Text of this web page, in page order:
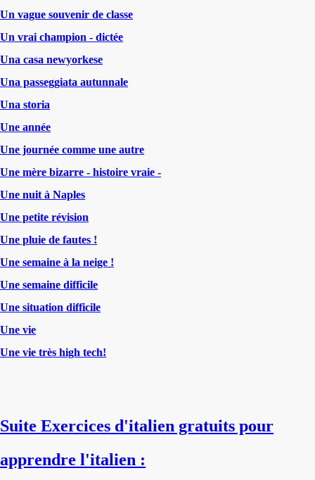
Un vague souvenir de classe
Un vrai champion - dictée
Una casa newyorkese
Una passeggiata autunnale
Una storia
Une année
Une journée comme une autre
Une mère bizarre - histoire vraie -
Une nuit à Naples
Une petite révision
Une pluie de fautes !
Une semaine à la neige !
Une semaine difficile
Une situation difficile
Une vie
Une vie très high tech!
Suite Exercices d'italien gratuits pour
apprendre l'italien :